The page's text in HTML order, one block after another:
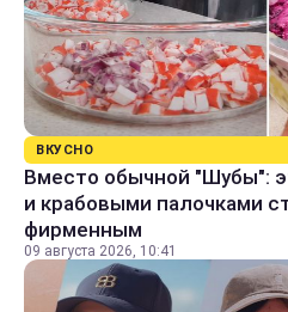
ВКУСНО
Вместо обычной "Шубы":
и крабовыми палочками
фирменным
09 августа 2026, 10:41